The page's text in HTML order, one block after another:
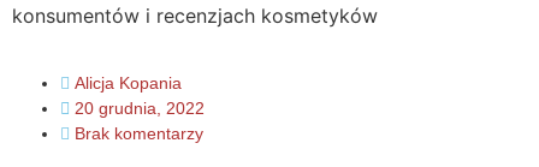
konsumentów i recenzjach kosmetyków
Alicja Kopania
20 grudnia, 2022
Brak komentarzy